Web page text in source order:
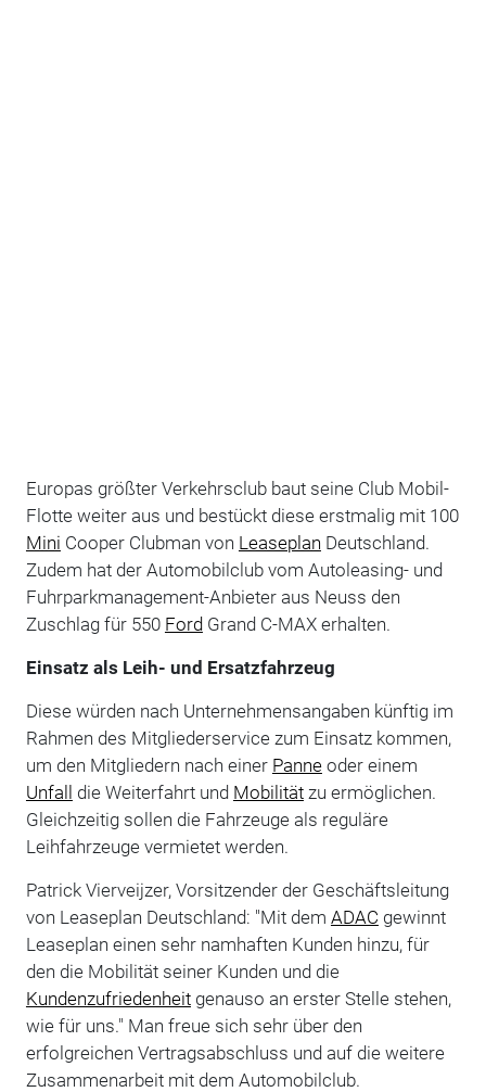
Europas größter Verkehrsclub baut seine Club Mobil-
Flotte weiter aus und bestückt diese erstmalig mit 100
Mini Cooper Clubman von Leaseplan Deutschland.
Zudem hat der Automobilclub vom Autoleasing- und
Fuhrparkmanagement-Anbieter aus Neuss den
Zuschlag für 550 FordGrand C-MAX erhalten.
Einsatz als Leih- und Ersatzfahrzeug
Diese würden nach Unternehmensangaben künftig im
Rahmen des Mitgliederservice zum Einsatz kommen,
um den Mitgliedern nach einer Panneoder einem
Unfall die Weiterfahrt und Mobilitätzu ermöglichen.
Gleichzeitig sollen die Fahrzeuge als reguläre
Leihfahrzeuge vermietet werden.
Patrick Vierveijzer, Vorsitzender der Geschäftsleitung
von Leaseplan Deutschland: "Mit dem ADAC gewinnt
Leaseplan einen sehr namhaften Kunden hinzu, für
den die Mobilität seiner Kunden und die
Kundenzufriedenheitgenauso an erster Stelle stehen,
wie für uns." Man freue sich sehr über den
erfolgreichen Vertragsabschluss und auf die weitere
Zusammenarbeit mit dem Automobilclub.